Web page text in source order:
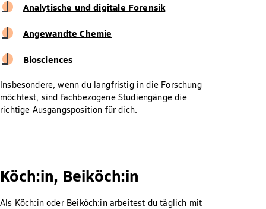
Analytische und digitale Forensik
Angewandte Chemie
Biosciences
Insbesondere, wenn du langfristig in die Forschung
möchtest, sind fachbezogene Studiengänge die
richtige Ausgangsposition für dich.
Köch:in, Beiköch:in
Als Köch:in oder Beiköch:in arbeitest du täglich mit